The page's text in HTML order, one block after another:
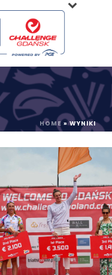
HOME »WYNIKI